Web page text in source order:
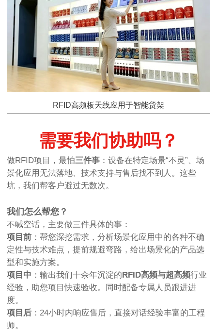
RFID高频板天线应用于智能货架
需要我们协助吗？
做RFID项目，最怕三件事 ：设备在特定场景“不灵”、场
景化应用无法落地、技术支持与售后找不到人。这些
坑，我们帮客户避过无数次。
我们怎么帮您？
不喊空话，主要做三件具体的事：
项目前 ：帮您深挖需求，分析场景化应用中的各种不确
定性与技术难点，提前规避弯路，给出场景化的产品选
型和实施方案。
项目中 ：输出我们十余年沉淀的 RFID高频与超高频行业
经验，助您项目快速验收。同时配备专属人员跟进进
度。
项目后 ：24小时内响应售后，直接对话经验丰富的工程
师。